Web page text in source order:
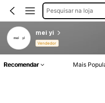
Pesquisar na loja
mei yi
Vendedor
Recomendar Mais